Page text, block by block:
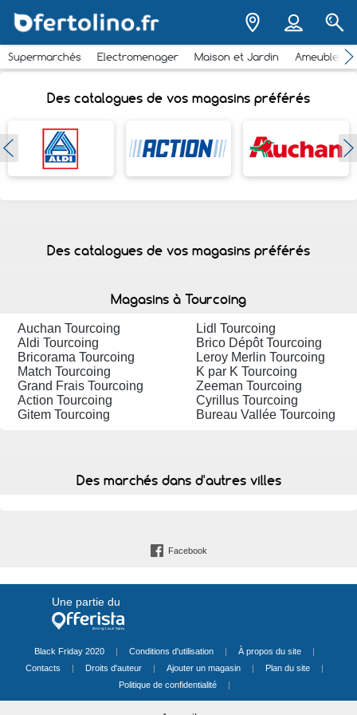
Supermarchés Electromenager Maison et Jardin
Des catalogues de vos magasins préférés
Des catalogues de vos magasins préférés
Magasins à Tourcoing
Auchan Tourcoing
Lidl Tourcoing
Aldi Tourcoing
Brico Dépôt Tourcoing
Bricorama Tourcoing
Leroy Merlin Tourcoing
Match Tourcoing
K par K Tourcoing
Grand Frais Tourcoing
Zeeman Tourcoing
Action Tourcoing
Cyrillus Tourcoing
Gitem Tourcoing
Bureau Vallée Tourcoing
Des marchés dans d'autres villes
Facebook
Une partie du
Black Friday 2020 | Conditions d'utilisation | À propos du site
|
Contacts
| Droits d'auteur | Ajouter un magasin | Plan du site
|
Politique de confidentialité
|